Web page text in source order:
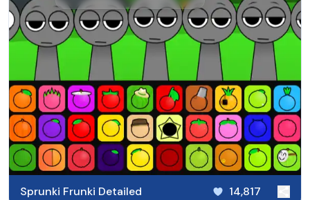
Sprunki Frunki Detailed 14,817